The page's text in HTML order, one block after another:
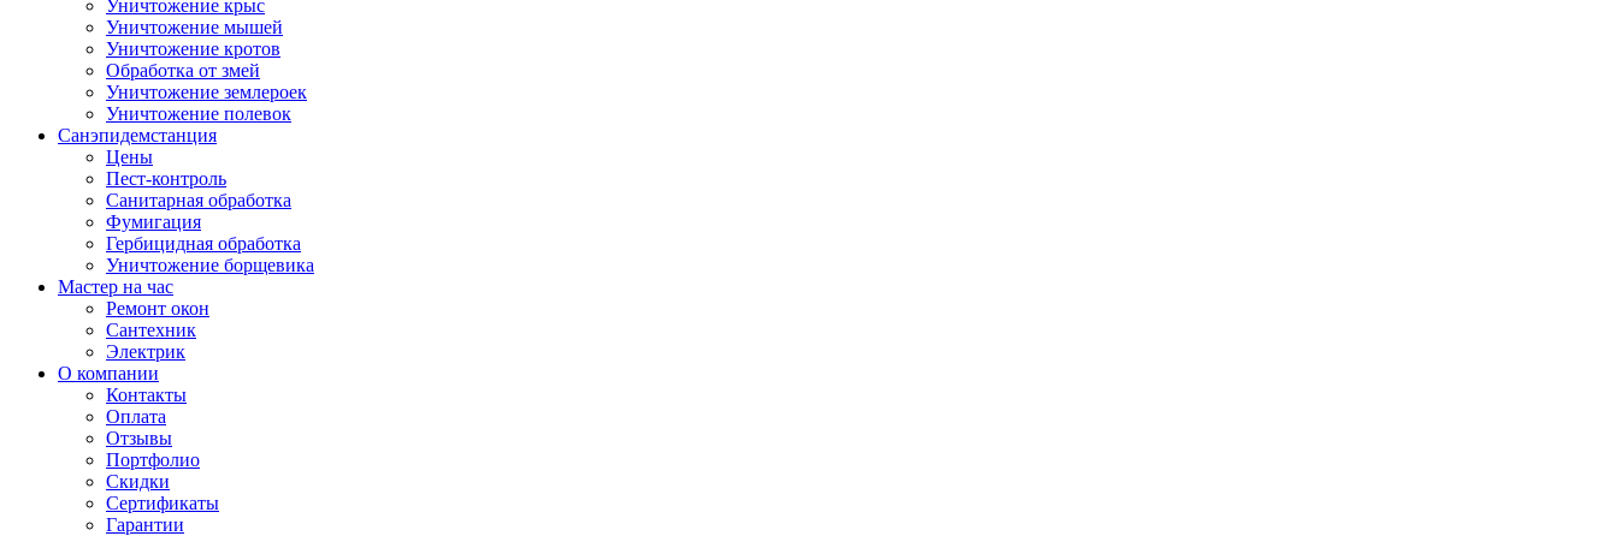
Уничтожение крыс
Уничтожение мышей
Уничтожение кротов
Обработка от змей
Уничтожение землероек
Уничтожение полевок
Санэпидемстанция
Цены
Пест-контроль
Санитарная обработка
Фумигация
Гербицидная обработка
Уничтожение борщевика
Мастер на час
Ремонт окон
Сантехник
Электрик
О компании
Контакты
Оплата
Отзывы
Портфолио
Скидки
Сертификаты
Гарантии